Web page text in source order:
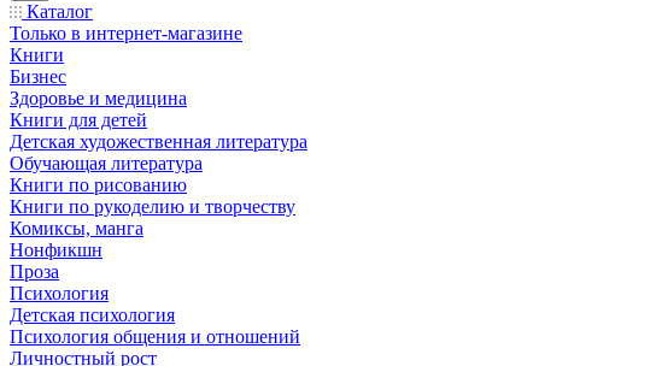
Каталог
Только в интернет-магазине
Книги
Бизнес
Здоровье и медицина
Книги для детей
Детская художественная литература
Обучающая литература
Книги по рисованию
Книги по рукоделию и творчеству
Комиксы, манга
Нонфикшн
Проза
Психология
Детская психология
Психология общения и отношений
Личностный рост